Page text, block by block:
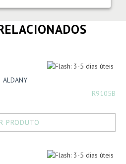
ALDANY
R9105B
PRODUTO